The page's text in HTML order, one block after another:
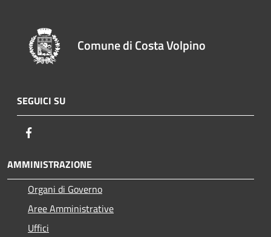
Comune di Costa Volpino
SEGUICI SU
AMMINISTRAZIONE
Organi di Governo
Aree Amministrative
Uffici